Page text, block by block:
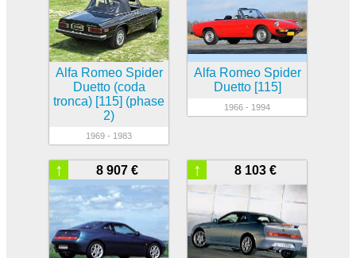
Alfa Romeo Spider
Duetto (coda
tronca) [115] (phase
2)
1969 - 1983
Alfa Romeo Spider
Duetto [115]
1966 - 1994
8 907 €
↑ 8 103 €
↑